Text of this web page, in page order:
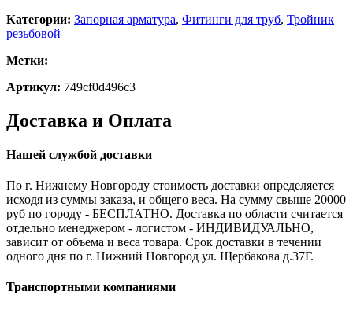
Категории: Запорная арматура, Фитинги для труб, Тройник
резьбовой
Метки:
Артикул: 749cf0d496c3
Доставка и Оплата
Нашей службой доставки
По г. Нижнему Новгороду стоимость доставки определяется
исходя из суммы заказа, и общего веса. На сумму свыше 20000
руб по городу - БЕСПЛАТНО. Доставка по области считается
отдельно менеджером - логистом - ИНДИВИДУАЛЬНО,
зависит от объема и веса товара. Срок доставки в течении
одного дня по г. Нижний Новгород ул. Щербакова д.37Г.
Транспортными компаниями